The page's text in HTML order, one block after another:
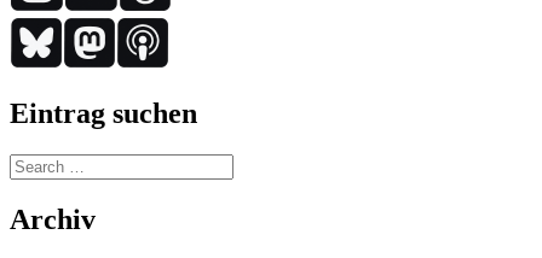
Eintrag suchen
Search
for:
Archiv